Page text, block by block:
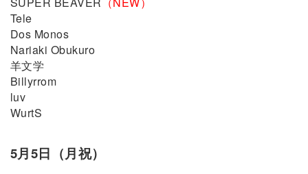
Tele
Dos Monos
Nariaki Obukuro
⽺⽂学
Billyrrom
luv
WurtS
5月5日（月祝）